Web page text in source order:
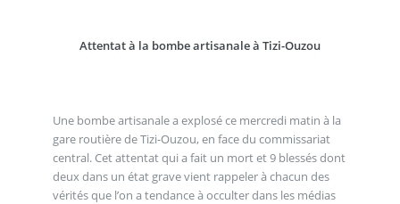
Attentat à la bombe artisanale à Tizi-Ouzou
Une bombe artisanale a explosé ce mercredi matin à la
gare routière de Tizi-Ouzou, en face du commissariat
central. Cet attentat qui a fait un mort et 9 blessés dont
deux dans un état grave vient rappeler à chacun des
vérités que l’on a tendance à occulter dans les médias